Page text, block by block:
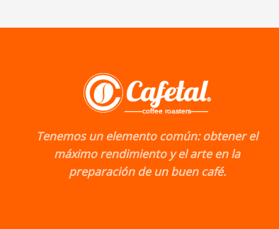
Tenemos un elemento común: obtener el
máximo rendimiento y el arte en la
preparación de un buen café.